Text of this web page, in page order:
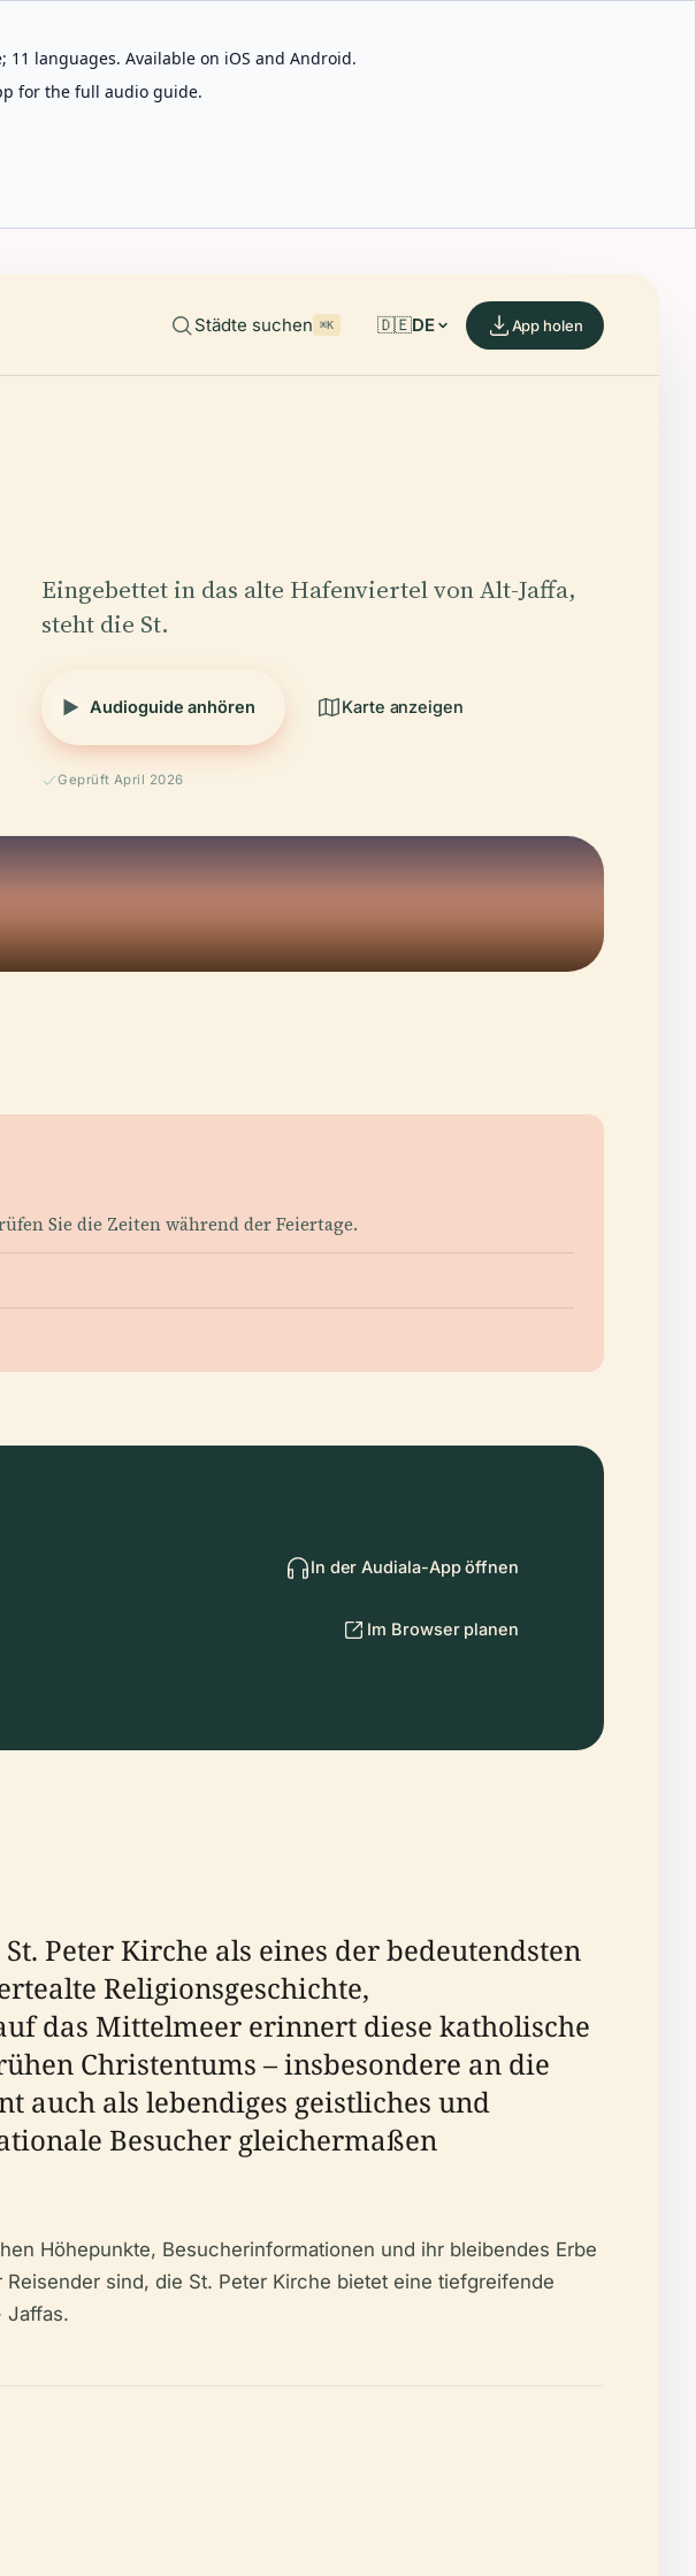
languages. Available on iOS and Android.
for the full audio guide.
Städte suchen ⌘K 🇩🇪DE App holen
Eingebettet in das alte Hafenviertel von Alt-Jaffa,
steht die St.
Audioguide anhören Karte anzeigen
Geprüft April 2026
Sie die Zeiten während der Feiertage.
In der Audiala-App öffnen
Im Browser planen
Peter Kirche als eines der bedeutendsten
Religionsgeschichte,
das Mittelmeer erinnert diese katholische
Christentums – insbesondere an die
auch als lebendiges geistliches und
Besucher gleichermaßen
Höhepunkte, Besucherinformationen und ihr bleibendes Erbe
sind, die St. Peter Kirche bietet eine tiefgreifende
Jaffas.